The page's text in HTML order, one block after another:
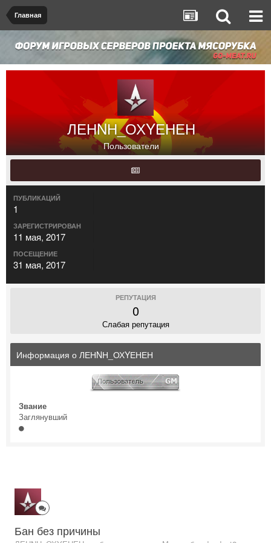
Главная
ЛЕНNН_ОХYЕНЕН
Пользователи
ПУБЛИКАЦИЙ
1
ЗАРЕГИСТРИРОВАН
11 мая, 2017
ПОСЕЩЕНИЕ
31 мая, 2017
РЕПУТАЦИЯ
0
Слабая репутация
Информация о ЛЕНNН_ОХYЕНЕН
Звание
Заглянувший
Бан без причины